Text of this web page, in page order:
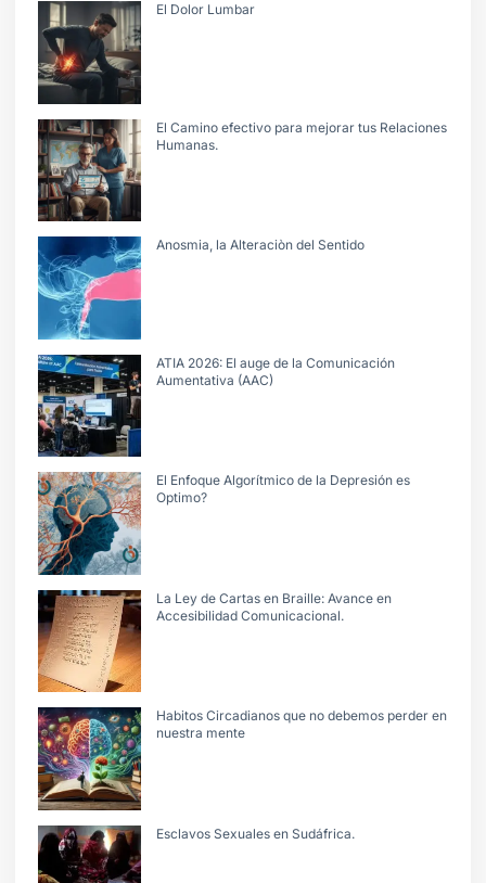
El Dolor Lumbar
El Camino efectivo para mejorar tus Relaciones
Humanas.
Anosmia, la Alteraciòn del Sentido
ATIA 2026: El auge de la Comunicación
Aumentativa (AAC)
El Enfoque Algorítmico de la Depresión es
Optimo?
La Ley de Cartas en Braille: Avance en
Accesibilidad Comunicacional.
Habitos Circadianos que no debemos perder en
nuestra mente
Esclavos Sexuales en Sudáfrica.